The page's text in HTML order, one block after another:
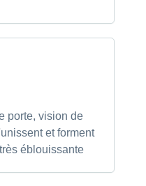
porte, vision de
et forment
éblouissante